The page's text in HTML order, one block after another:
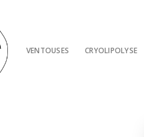
VENTOUSES
CRYOLIPOLYSE